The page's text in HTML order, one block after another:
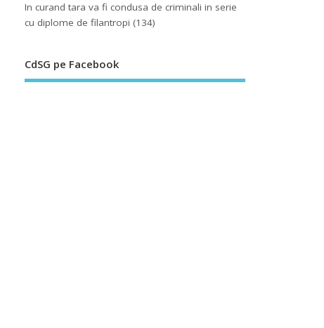
In curand tara va fi condusa de criminali in serie
cu diplome de filantropi (134)
CdSG pe Facebook